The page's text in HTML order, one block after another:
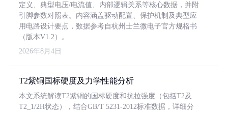
定义、典型电压/电流值、内部逻辑关系等核心数据，并附
引脚参数对照表。内容涵盖驱动配置、保护机制及典型应
用电路设计要点，数据参考自杭州士兰微电子官方规格书
（版本V1.2）。
2026年8月4日
T2紫铜国标硬度及力学性能分析
本文系统解读T2紫铜的国标硬度和抗拉强度（包括T2及
T2_1/2H状态），结合GB/T 5231-2012标准数据，详细分